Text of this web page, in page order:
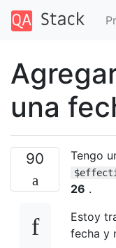
una
90 Tengo
26 .
Estoy
fecha y